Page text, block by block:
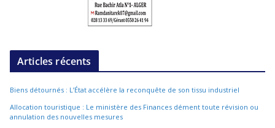
Articles récents
Biens détournés : L’État accélère la reconquête de son tissu industriel
Allocation touristique : Le ministère des Finances dément toute révision ou
annulation des nouvelles mesures